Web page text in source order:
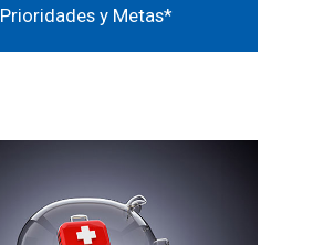
Prioridades y Metas*